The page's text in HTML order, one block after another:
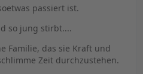
passiert ist.
so jung stirbt....
Familie, das sie Kraft und
Zeit durchzustehen.